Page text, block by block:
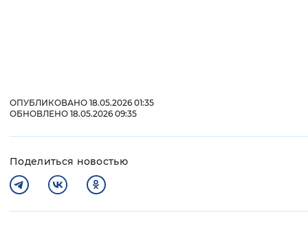
ОПУБЛИКОВАНО 18.05.2026 01:35
ОБНОВЛЕНО 18.05.2026 09:35
Поделиться новостью